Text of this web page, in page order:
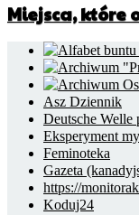
Miejsca, które
Asz Dziennik
Deutsche Welle
Eksperyment
Feminoteka
Gazeta
https://
Koduj24